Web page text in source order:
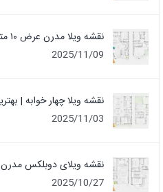
نقشه ویلا مدرن عرض ۱۰ متر با خطوط منحنی شگفت انگیز
2025/11/09
نقشه ویلا چهار خوابه |
2025/11/03
نقشه ویلای دوبلکس مدرن ۱۰×۱۳ با تراس رویایی
2025/10/27